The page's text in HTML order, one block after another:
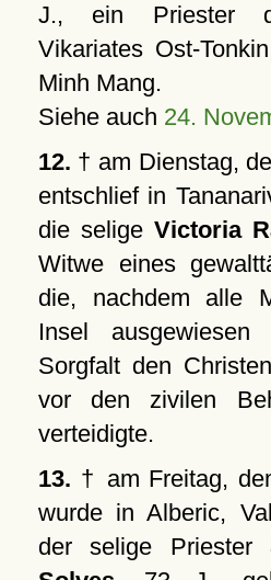
J., ein Priester
Vikariates Ost-
Minh Mang.
Siehe auch 24.
12. † am Dienstag,
entschlief in
die selige Victoria
Witwe eines
die, nachdem alle
Insel
Sorgfalt den
vor den zivilen
verteidigte.
13. † am Freitag,
wurde in Alberic,
der selige Priester